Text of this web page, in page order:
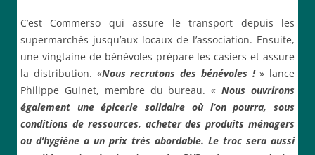
C’est Commerso qui assure le transport depuis les
supermarchés jusqu’aux locaux de l’association. Ensuite,
une vingtaine de bénévoles prépare les casiers et assure
la distribution. «Nous recrutons des bénévoles !» lance
Philippe Guinet, membre du bureau. «Nous ouvrirons
également une épicerie solidaire où l’on pourra, sous
conditions de ressources, acheter des produits ménagers
ou d’hygiène a un prix très abordable. Le troc sera aussi